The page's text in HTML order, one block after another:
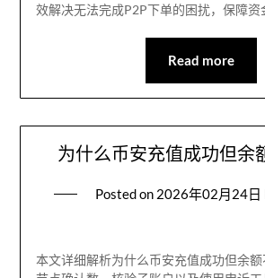
效解决无法完成P2P下单的困扰，保障资
Read more
为什么币安充值成功但余
Posted on 2026年02月24日
本文详细解析为什么币安充值成功但余